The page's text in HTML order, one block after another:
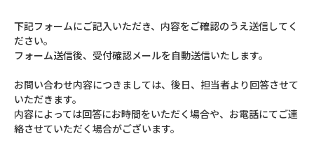
下記フォームにご記入いただき、内容をご確認のうえ送信してく
ださい。
フォーム送信後、受付確認メールを自動送信いたします。
お問い合わせ内容につきましては、後日、担当者より回答させて
いただきます。
内容によっては回答にお時間をいただく場合や、お電話にてご連
絡させていただく場合がございます。